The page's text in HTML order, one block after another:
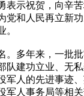
表示祝贺，向辛
党和人民再立新
。
多年来，一批批
队建功立业、无
军人的先进事迹
军人事务局等相